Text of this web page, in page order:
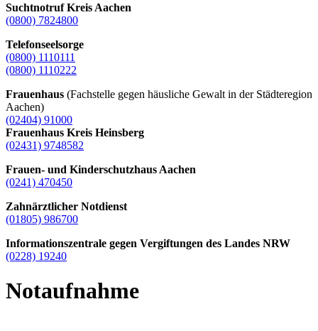
Suchtnotruf Kreis Aachen
(0800) 7824800
Telefonseelsorge
(0800) 1110111
(0800) 1110222
Frauenhaus (Fachstelle gegen häusliche Gewalt in der Städteregion
Aachen)
(02404) 91000
Frauenhaus Kreis Heinsberg
(02431) 9748582
Frauen- und Kinderschutzhaus Aachen
(0241) 470450
Zahnärztlicher Notdienst
(01805) 986700
Informationszentrale gegen Vergiftungen des Landes NRW
(0228) 19240
Notaufnahme